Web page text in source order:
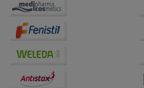
auf unserer Website aber
Drittseiten möglichst
Bitte beachten Sie, dass
übertragen werden.